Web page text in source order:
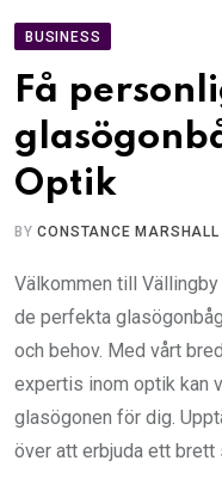
BUSINESS
Få
Optik
BYCONSTANCE MARSHALL
Välkommen till
de perfekta
och behov. Med vårt
expertis inom optik kan
glasögonen för dig.
över att erbjuda ett brett